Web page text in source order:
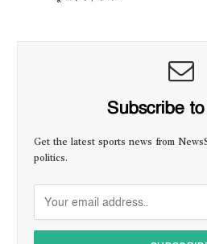
Subscribe
Get the latest sports news from
politics.